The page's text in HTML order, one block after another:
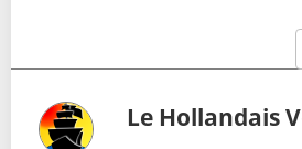
Le Hollandais